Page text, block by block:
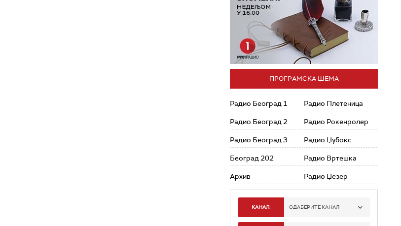
ПРОГРАМСКА ШЕМА
Радио Београд 1
Радио Београд 2
Радио Београд 3
Београд 202
Архив
Радио Плетеница
Радио Рокенролер
Радио Џубокс
Радио Вртешка
Радио Џезер
КАНАЛ: ОДАБЕРИТЕ КАНАЛ